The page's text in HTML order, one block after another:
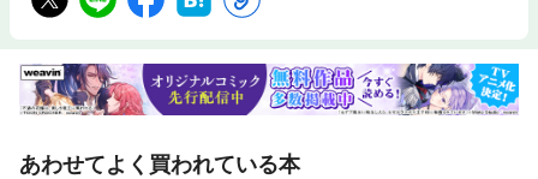
あわせてよく買われている本